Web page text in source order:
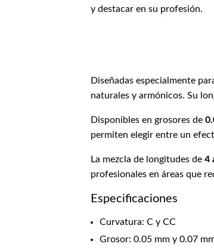
y destacar en su profesión.
Diseñadas especialmente
naturales y armónicos. Su
Disponibles en grosores de
permiten elegir entre un
La mezcla de longitudes de 4
profesionales en áreas que
Especificaciones
Curvatura: C y CC
Grosor: 0.05 mm y 0.07